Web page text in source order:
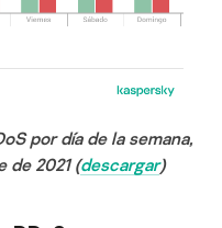
por día de la semana,
2021 (descargar)